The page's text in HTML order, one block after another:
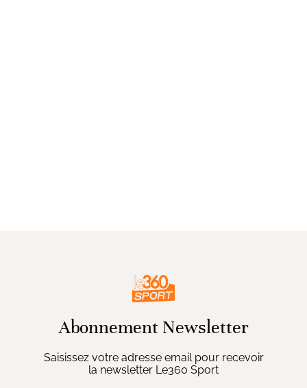
Abonnement Newsletter
Saisissez votre adresse email pour recevoir
la newsletter Le360 Sport